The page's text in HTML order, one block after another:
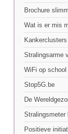
Brochure
Wat is er mis
Stralingsarme
WiFi op school
Stop5G.be
De
Stralingsmeter
Positieve